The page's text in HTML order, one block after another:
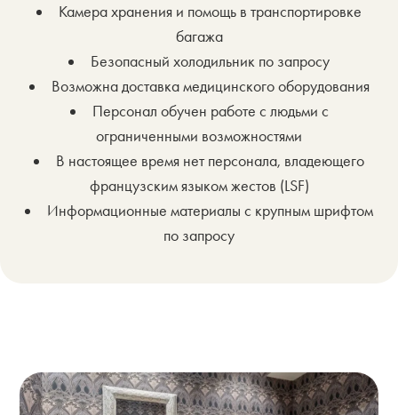
Камера хранения и помощь в транспортировке
багажа
Безопасный холодильник по запросу
Возможна доставка медицинского оборудования
Персонал обучен работе с людьми с
ограниченными возможностями
В настоящее время нет персонала, владеющего
французским языком жестов (LSF)
Информационные материалы с крупным шрифтом
по запросу